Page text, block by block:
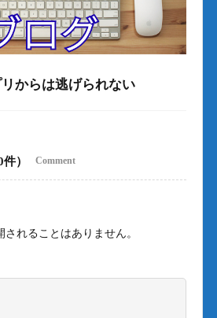
からは逃げられない
件） Comment
れることはありません。